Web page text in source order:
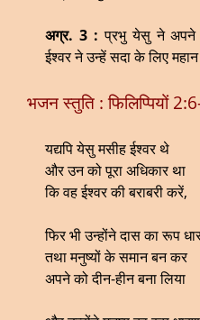
अग्र. 3 : प्रभु येसु ने अपने
ईश्वर ने उन्हें सदा के लिए महान
भजन स्तुति : फिलिप्पियों
यद्यपि येसु मसीह ईश्वर थे
और उन को पूरा अधिकार था
कि वह ईश्वर की बराबरी करें,
फिर भी उन्होंने दास का रूप
तथा मनुष्यों के समान बन कर
अपने को दीन-हीन बना लिया